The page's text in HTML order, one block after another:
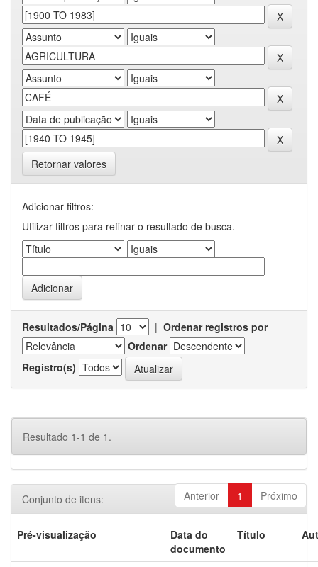
Retornar valores
Adicionar filtros:
Utilizar filtros para refinar o resultado de busca.
Resultados/Página | Ordenar registros por
Ordenar
Registro(s)
Resultado 1-1 de 1.
Anterior 1 Próximo
Conjunto de itens:
Pré-visualização
Data do
documento
Título